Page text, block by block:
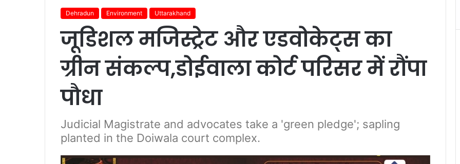
Dehradun Environment Uttarakhand
जूडिशल मजिस्ट्रेट और एडवोकेट्स का
ग्रीन संकल्प,डोईवाला कोर्ट परिसर में रौंपा
पौधा
Judicial Magistrate and advocates take a 'green pledge'; sapling
planted in the Doiwala court complex.